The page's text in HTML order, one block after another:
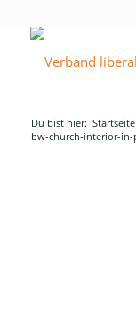
Du bist hier: Startseite
bw-church-interior-